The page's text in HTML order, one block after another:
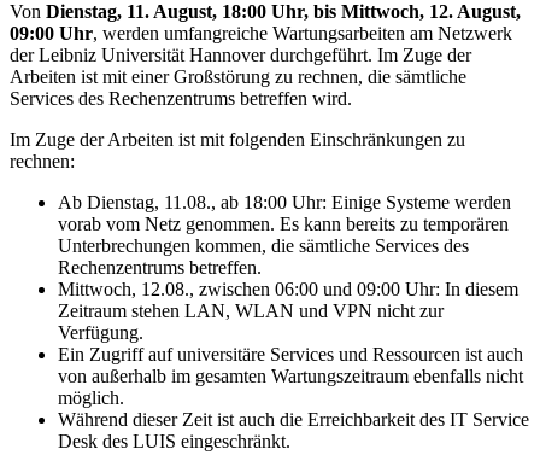
Von Dienstag, 11. August, 18:00 Uhr, bis Mittwoch, 12. August,
09:00 Uhr, werden umfangreiche Wartungsarbeiten am Netzwerk
der Leibniz Universität Hannover durchgeführt. Im Zuge der
Arbeiten ist mit einer Großstörung zu rechnen, die sämtliche
Services des Rechenzentrums betreffen wird.
Im Zuge der Arbeiten ist mit folgenden Einschränkungen zu
rechnen:
Ab Dienstag, 11.08., ab 18:00 Uhr: Einige Systeme werden
vorab vom Netz genommen. Es kann bereits zu temporären
Unterbrechungen kommen, die sämtliche Services des
Rechenzentrums betreffen.
Mittwoch, 12.08., zwischen 06:00 und 09:00 Uhr: In diesem
Zeitraum stehen LAN, WLAN und VPN nicht zur
Verfügung.
Ein Zugriff auf universitäre Services und Ressourcen ist auch
von außerhalb im gesamten Wartungszeitraum ebenfalls nicht
möglich.
Während dieser Zeit ist auch die Erreichbarkeit des IT Service
Desk des LUIS eingeschränkt.